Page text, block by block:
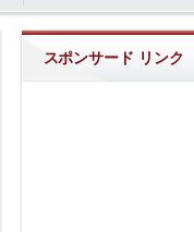
スポンサード リンク